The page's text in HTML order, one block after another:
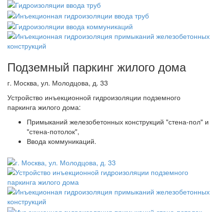
Подземный паркинг жилого дома
г. Москва, ул. Молодцова, д. 33
Устройство инъекционной гидроизоляции подземного
паркинга жилого дома:
Примыканий железобетонных конструкций "стена-пол" и
"стена-потолок",
Ввода коммуникаций.